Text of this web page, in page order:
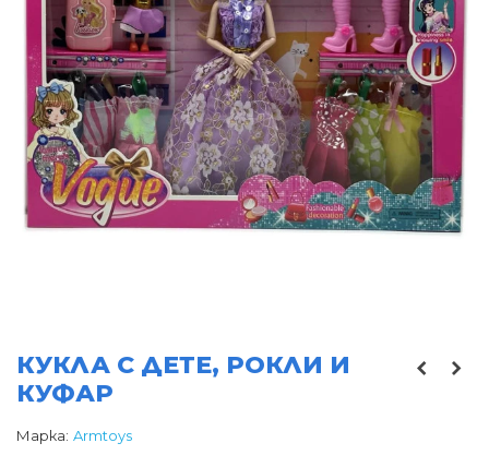
КУКЛА С ДЕТЕ, РОКЛИ И
КУФАР
Марка: Armtoys